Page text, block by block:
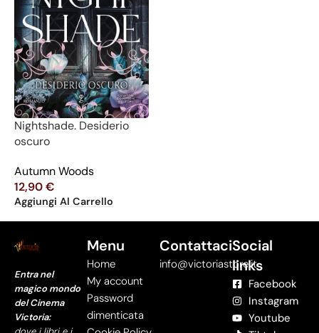
Nightshade. Desiderio
oscuro
Autumn Woods
12,90€
Aggiungi Al Carrello
Entra nel
magico mondo
del Cinema
Victoria:
Menu
Home
My account
Password
dimenticata
Contattaci
info@victoriastore.it
Social
links
Facebook
Instagram
Youtube